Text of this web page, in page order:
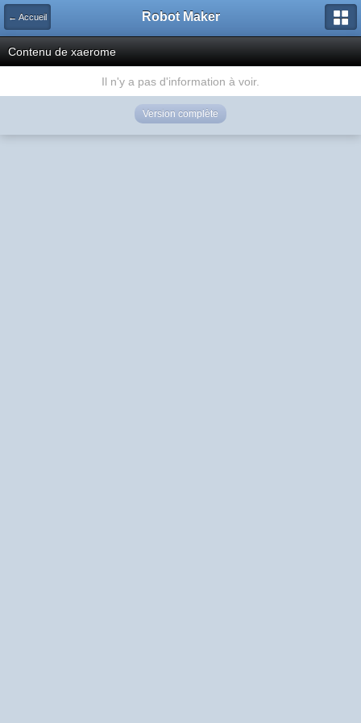
← Accueil Robot Maker
Contenu de xaerome
Il n'y a pas d'information à voir.
Version complète